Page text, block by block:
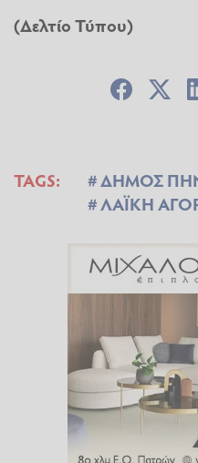
(Δελτίο Τύπου)
TAGS: ΔΗΜΟΣ
ΛΑΪΚΗ